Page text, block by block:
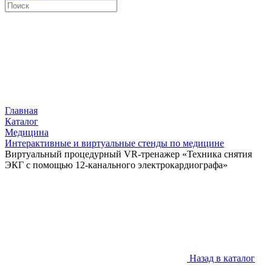
Главная
Каталог
Медицина
Интерактивные и виртуальные стенды по медицине
Виртуальный процедурный VR-тренажер «Техника снятия
ЭКГ с помощью 12-канального электрокардиографа»
Назад в каталог